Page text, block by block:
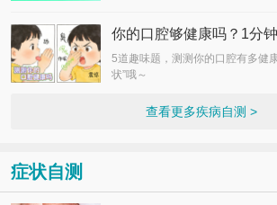
你的口腔够健康吗？1分
5道趣味题，测测你的口腔有多健
状”哦～
查看更多疾病自测 >
症状自测